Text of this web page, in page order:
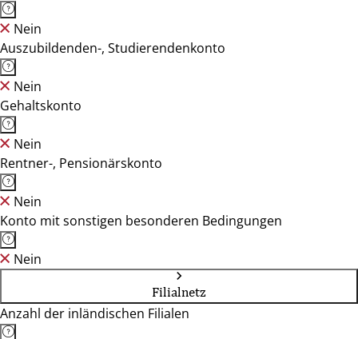
Nein
Auszubildenden-, Studierendenkonto
Nein
Gehaltskonto
Nein
Rentner-, Pensionärskonto
Nein
Konto mit sonstigen besonderen Bedingungen
Nein
Filialnetz
Anzahl der inländischen Filialen